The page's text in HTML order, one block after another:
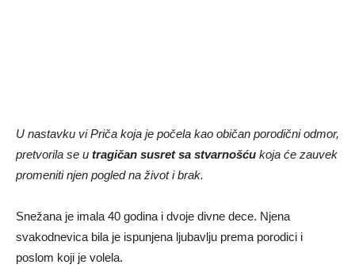
U nastavku vi Priča koja je počela kao običan porodični odmor,
pretvorila se u tragičan susret sa stvarnošću koja će zauvek
promeniti njen pogled na život i brak.
Snežana je imala 40 godina i dvoje divne dece. Njena
svakodnevica bila je ispunjena ljubavlju prema porodici i
poslom koji je volela.